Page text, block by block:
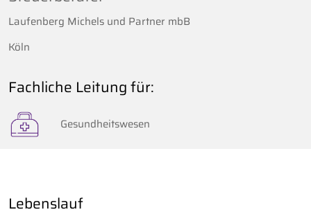
Laufenberg Michels und Partner mbB
Köln
Fachliche Leitung für:
Gesundheitswesen
Lebenslauf